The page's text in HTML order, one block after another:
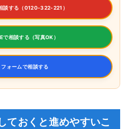
談する（0120-322-221）
で相談する（写真OK）
フォームで相談する
ておくと進めやすいこ